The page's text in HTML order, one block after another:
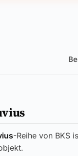
-Reihe von BKS